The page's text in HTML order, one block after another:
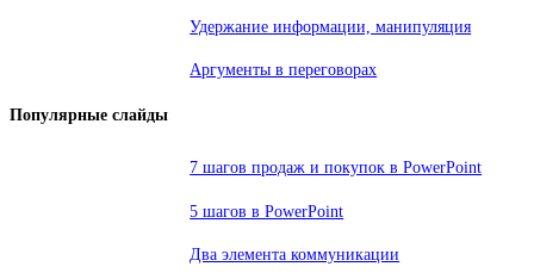
Удержание информации, манипуляция
Аргументы в переговорах
Популярные слайды
7 шагов продаж и покупок в PowerPoint
5 шагов в PowerPoint
Два элемента коммуникации